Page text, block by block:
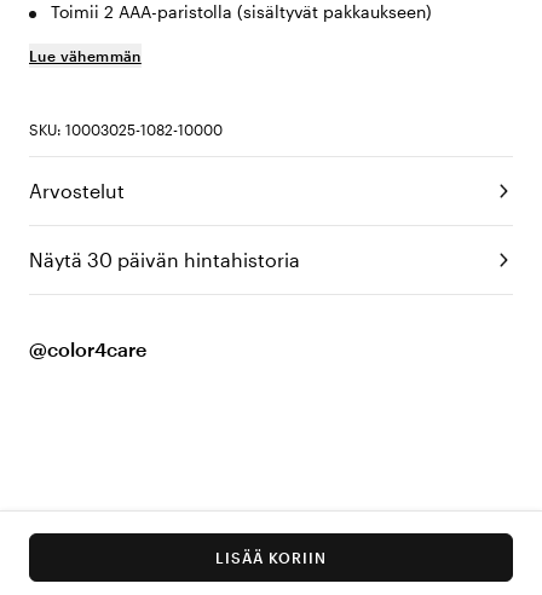
Toimii 2 AAA-paristolla (sisältyvät pakkaukseen)
Lue vähemmän
SKU: 10003025-1082-10000
Arvostelut
Näytä 30 päivän hintahistoria
@color4care
LISÄÄ KORIIN